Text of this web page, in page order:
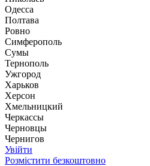
Одесса
Полтава
Ровно
Симферополь
Сумы
Тернополь
Ужгород
Харьков
Херсон
Хмельницкий
Черкассы
Чернoвцы
Чернигов
Увійти
Розмістити безкоштовно